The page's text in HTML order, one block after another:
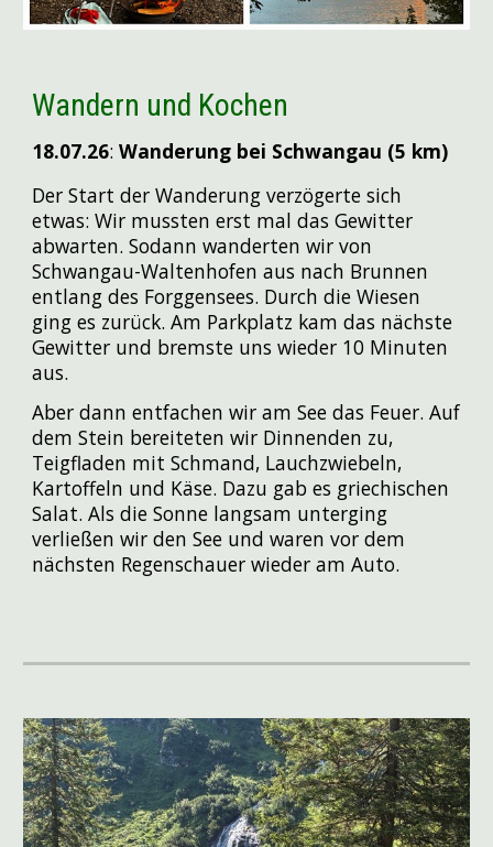
Wandern und Kochen
18.07.26: Wanderung bei Schwangau (5 km)
Der Start der Wanderung verzögerte sich
etwas: Wir mussten erst mal das Gewitter
abwarten. Sodann wanderten wir von
Schwangau-Waltenhofen aus nach Brunnen
entlang des Forggensees. Durch die Wiesen
ging es zurück. Am Parkplatz kam das nächste
Gewitter und bremste uns wieder 10 Minuten
aus.
Aber dann entfachen wir am See das Feuer. Auf
dem Stein bereiteten wir Dinnenden zu,
Teigfladen mit Schmand, Lauchzwiebeln,
Kartoffeln und Käse. Dazu gab es griechischen
Salat. Als die Sonne langsam unterging
verließen wir den See und waren vor dem
nächsten Regenschauer wieder am Auto.